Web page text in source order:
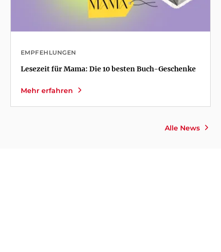
Alle News
EMPFEHLUNGEN
Lesezeit für Mama: Die 10 besten Buch-Geschenke
Mehr erfahren